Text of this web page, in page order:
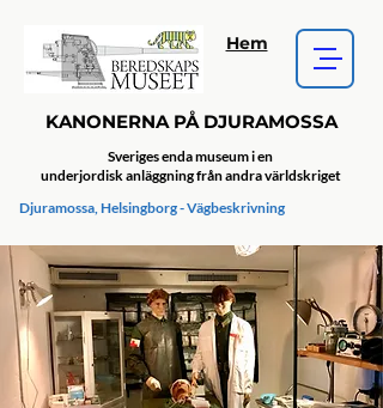
KANONERNA PÅ DJURAMOSSA
Djuramossa, Helsingborg - Vägbeskrivning
Sveriges enda museum i en
underjordisk anläggning från andra världskriget
Hem